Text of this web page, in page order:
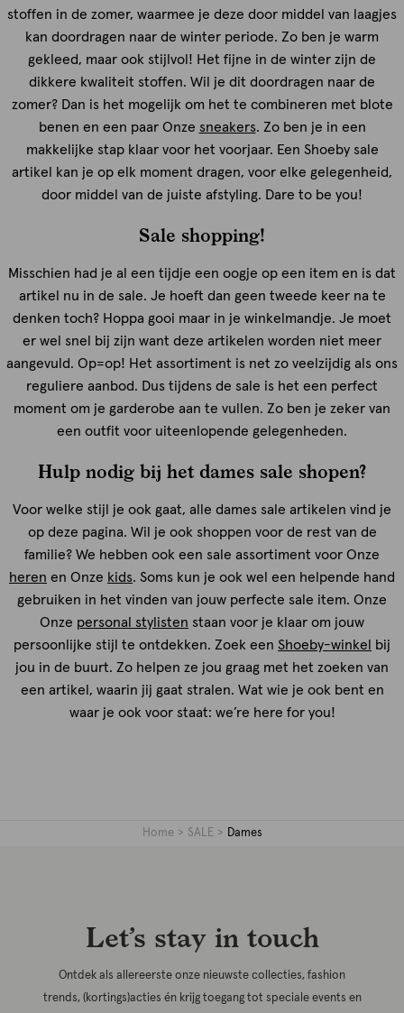
stoffen in de zomer, waarmee je deze door middel van laagjes
kan doordragen naar de winter periode. Zo ben je warm
gekleed, maar ook stijlvol! Het fijne in de winter zijn de
dikkere kwaliteit stoffen. Wil je dit doordragen naar de
zomer? Dan is het mogelijk om het te combineren met blote
benen en een paar Onze sneakers. Zo ben je in een
makkelijke stap klaar voor het voorjaar. Een Shoeby sale
artikel kan je op elk moment dragen, voor elke gelegenheid,
door middel van de juiste afstyling. Dare to be you!
Sale shopping!
Misschien had je al een tijdje een oogje op een item en is dat
artikel nu in de sale. Je hoeft dan geen tweede keer na te
denken toch? Hoppa gooi maar in je winkelmandje. Je moet
er wel snel bij zijn want deze artikelen worden niet meer
aangevuld. Op=op! Het assortiment is net zo veelzijdig als ons
reguliere aanbod. Dus tijdens de sale is het een perfect
moment om je garderobe aan te vullen. Zo ben je zeker van
een outfit voor uiteenlopende gelegenheden.
Hulp nodig bij het dames sale shopen?
Voor welke stijl je ook gaat, alle dames sale artikelen vind je
op deze pagina. Wil je ook shoppen voor de rest van de
familie? We hebben ook een sale assortiment voor Onze
heren en Onze kids. Soms kun je ook wel een helpende hand
gebruiken in het vinden van jouw perfecte sale item. Onze
Onze personal stylisten staan voor je klaar om jouw
persoonlijke stijl te ontdekken. Zoek een Shoeby-winkel
bij
jou in de buurt. Zo helpen ze jou graag met het zoeken van
een artikel, waarin jij gaat stralen. Wat wie je ook bent en
waar je ook voor staat: we’re here for you!
Home SALE Dames
Let’s stay in touch
Ontdek als allereerste onze nieuwste collecties, fashion
trends, (kortings)acties én krijg toegang tot speciale events en